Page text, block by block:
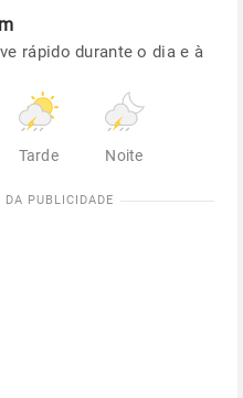
rápido durante o dia e à
Tarde Noite